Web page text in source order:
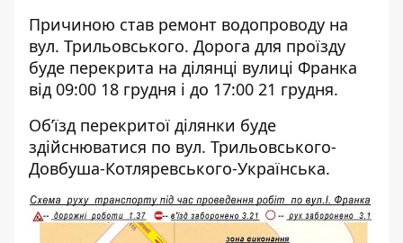
Причиною став ремонт водопроводу на
вул. Трильовського. Дорога для проїзду
буде перекрита на ділянці вулиці Франка
від 09:00 18 грудня і до 17:00 21 грудня.
Об’їзд перекритої ділянки буде
здійснюватися по вул. Трильовського-
Довбуша-Котляревського-Українська.